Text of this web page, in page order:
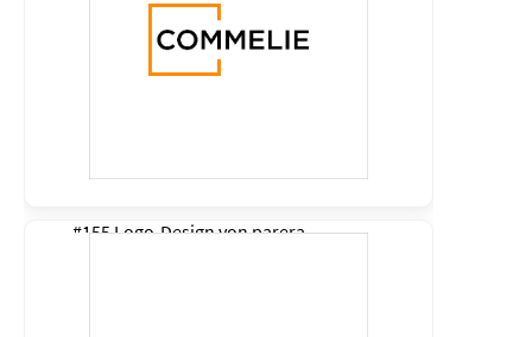
#155 Logo-Design vonparera